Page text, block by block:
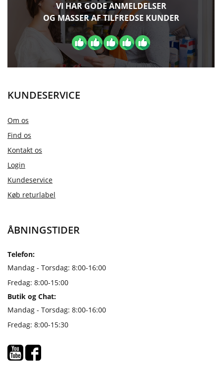
VI HAR GODE ANMELDELSER
OG MASSER AF TILFREDSE KUNDER
KUNDESERVICE
Om os
Find os
Kontakt os
Login
Kundeservice
Køb returlabel
ÅBNINGSTIDER
Telefon:
Mandag - Torsdag: 8:00-16:00
Fredag: 8:00-15:00
Butik og Chat:
Mandag - Torsdag: 8:00-16:00
Fredag: 8:00-15:30